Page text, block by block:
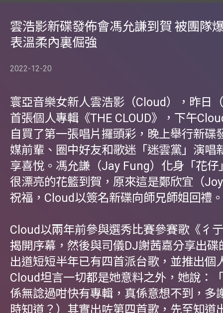
雲浩影新碟發佈會馮允謙到賀 被團隊
表溫柔內裏倔強
2022-12-20
寰亞音樂女新人雲浩影（Cloud），昨日
首張個人專輯《THE CLOUD》，下午
自買了第一張唱片攞頭彩，晚上舉行新碟
媒前輩、圈中好友和歌迷「迷雲黨」演唱
享喜悅。馮允謙（Jay Fung）化身「花仔
很漂亮的花籃到賀，原來這是鄭欣宜（
祝福，Cloud以簽名新碟向師兄師姐回禮。
Cloud以兩年前參與選秀比賽參賽歌《彳
揭開序幕，然後與司儀DJ謝茜嘉分享出碟
出道短短半年已有四首派台歌，並推出個
Cloud坦言一切都是她意料之外，她說：
係無諗過咁快有專輯，真係意想不到，多
時知道？）其實出咗第四首歌，先至知道